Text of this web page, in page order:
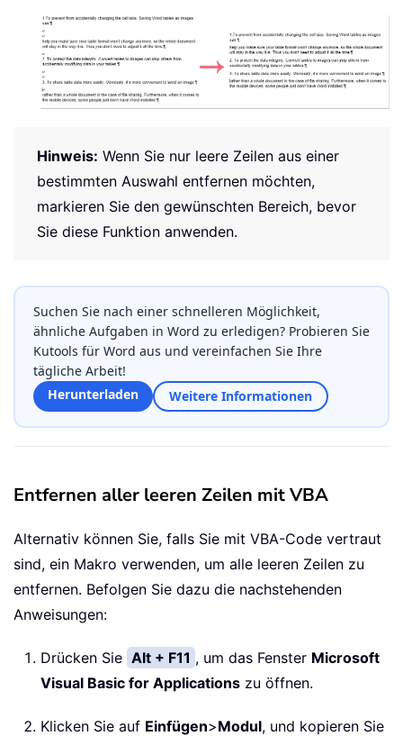
Hinweis: Wenn Sie nur leere Zeilen aus einer
bestimmten Auswahl entfernen möchten,
markieren Sie den gewünschten Bereich, bevor
Sie diese Funktion anwenden.
Suchen Sie nach einer schnelleren Möglichkeit,
ähnliche Aufgaben in Word zu erledigen? Probieren Sie
Kutools für Word aus und vereinfachen Sie Ihre
tägliche Arbeit!
Herunterladen
Weitere Informationen
Entfernen aller leeren Zeilen mit VBA
Alternativ können Sie, falls Sie mit VBA-Code vertraut
sind, ein Makro verwenden, um alle leeren Zeilen zu
entfernen. Befolgen Sie dazu die nachstehenden
Anweisungen:
Drücken Sie Alt + F11 , um das Fenster Microsoft
Visual Basic for Applications zu öffnen.
Klicken Sie auf Einfügen>Modul, und kopieren Sie